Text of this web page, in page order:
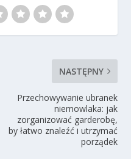
NASTĘPNY
Przechowywanie ubranek
niemowlaka: jak
zorganizować garderobę,
by łatwo znaleźć i utrzymać
porządek